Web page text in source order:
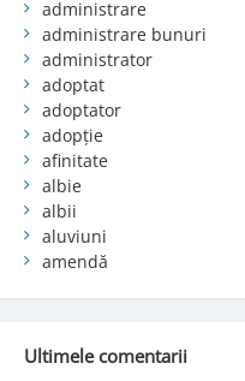
administrare
administrare bunuri
administrator
adoptat
adoptator
adopție
afinitate
albie
albii
aluviuni
amendă
Ultimele comentarii